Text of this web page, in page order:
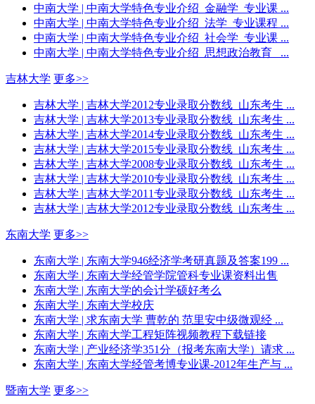
中南大学 | 中南大学特色专业介绍_金融学_专业课 ...
中南大学 | 中南大学特色专业介绍_法学_专业课程 ...
中南大学 | 中南大学特色专业介绍_社会学_专业课 ...
中南大学 | 中南大学特色专业介绍_思想政治教育_ ...
吉林大学 更多>>
吉林大学 | 吉林大学2012专业录取分数线_山东考生 ...
吉林大学 | 吉林大学2013专业录取分数线_山东考生 ...
吉林大学 | 吉林大学2014专业录取分数线_山东考生 ...
吉林大学 | 吉林大学2015专业录取分数线_山东考生 ...
吉林大学 | 吉林大学2008专业录取分数线_山东考生 ...
吉林大学 | 吉林大学2010专业录取分数线_山东考生 ...
吉林大学 | 吉林大学2011专业录取分数线_山东考生 ...
吉林大学 | 吉林大学2012专业录取分数线_山东考生 ...
东南大学 更多>>
东南大学 | 东南大学946经济学考研真题及答案199 ...
东南大学 | 东南大学经管学院管科专业课资料出售
东南大学 | 东南大学的会计学硕好考么
东南大学 | 东南大学校庆
东南大学 | 求东南大学 曹乾的 范里安中级微观经 ...
东南大学 | 东南大学工程矩阵视频教程下载链接
东南大学 | 产业经济学351分（报考东南大学）请求 ...
东南大学 | 东南大学经管考博专业课-2012年生产与 ...
暨南大学 更多>>